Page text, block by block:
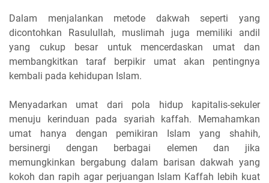
Dalam menjalankan metode dakwah seperti yang
dicontohkan Rasulullah, muslimah juga memiliki andil
yang cukup besar untuk mencerdaskan umat dan
membangkitkan taraf berpikir umat akan pentingnya
kembali pada kehidupan Islam.
Menyadarkan umat dari pola hidup kapitalis-sekuler
menuju kerinduan pada syariah kaffah. Memahamkan
umat hanya dengan pemikiran Islam yang shahih,
bersinergi dengan berbagai elemen dan jika
memungkinkan bergabung dalam barisan dakwah yang
kokoh dan rapih agar perjuangan Islam Kaffah lebih kuat